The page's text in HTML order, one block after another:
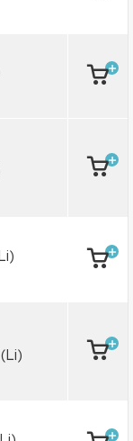
(Li)